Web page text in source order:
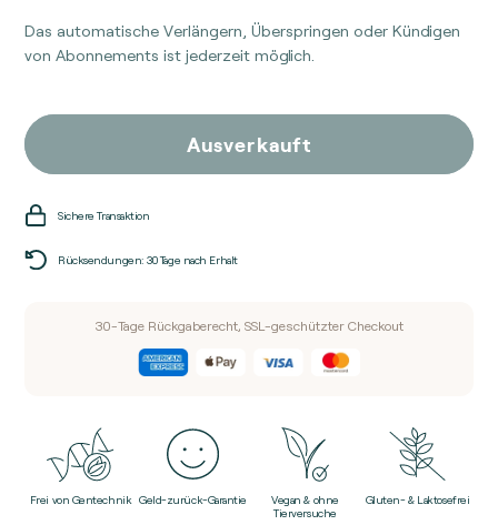
Cystein)
Cystein)
Das automatische Verlängern, Überspringen oder Kündigen
von Abonnements ist jederzeit möglich.
Ausverkauft
Sichere Transaktion
Rücksendungen: 30 Tage nach Erhalt
30-Tage Rückgaberecht, SSL-geschützter Checkout
Frei von Gentechnik Geld-zurück-Garantie
Vegan & ohne
Tierversuche
Gluten- & Laktosefrei